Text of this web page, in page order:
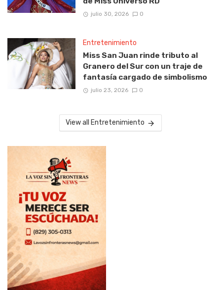
julio 30, 2026 0
Entretenimiento
Miss San Juan rinde tributo al
Granero del Sur con un traje de
fantasía cargado de simbolismo
julio 23, 2026 0
View all Entretenimiento